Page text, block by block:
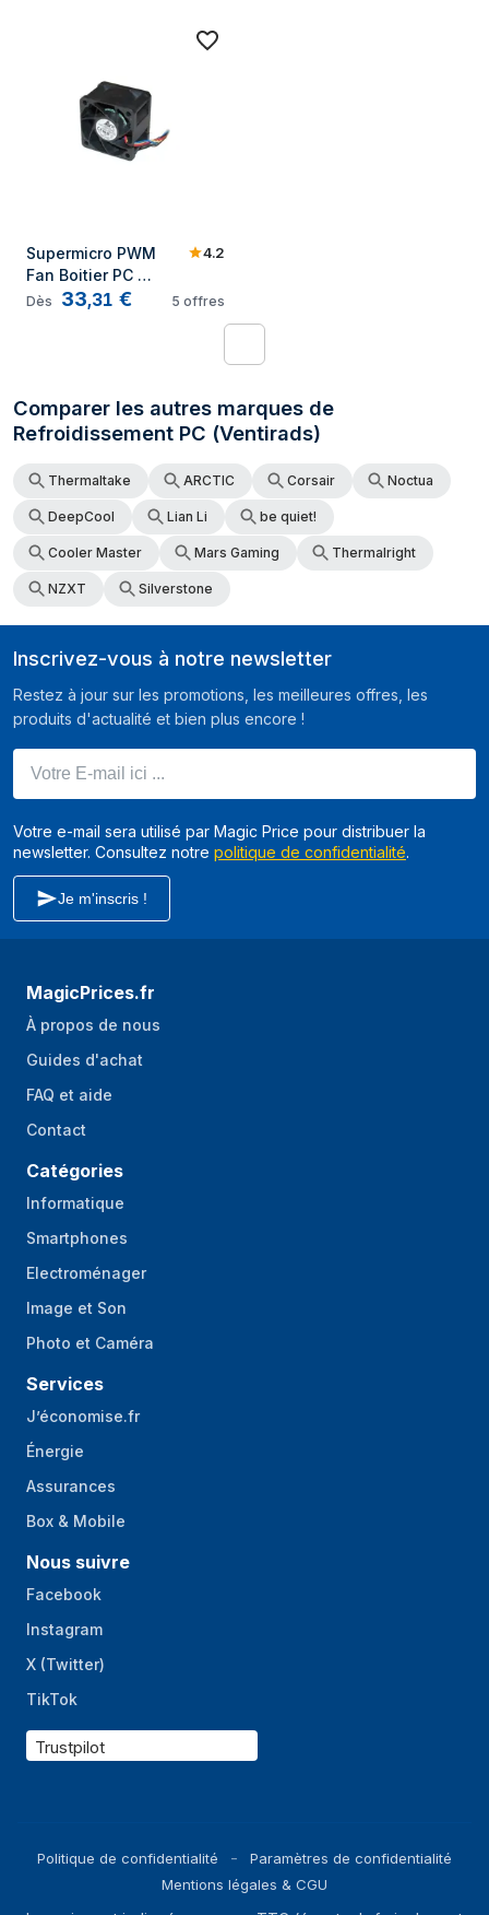
Supermicro PWM
Fan Boitier PC
Ventilateur 4 cm Noir
4.2
Dès 33,31 € 5 offres
Comparer les autres marques de
Refroidissement PC (Ventirads)
Thermaltake ARCTIC Corsair Noctua
DeepCool Lian Li be quiet!
Cooler Master Mars Gaming Thermalright
NZXT Silverstone
Inscrivez-vous à notre newsletter
Restez à jour sur les promotions, les meilleures offres, les
produits d'actualité et bien plus encore !
Votre e-mail sera utilisé par Magic Price pour distribuer la
newsletter. Consultez notre politique de confidentialité.
Je m'inscris !
MagicPrices.fr
À propos de nous
Guides d'achat
FAQ et aide
Contact
Catégories
Informatique
Smartphones
Electroménager
Image et Son
Photo et Caméra
Services
J’économise.fr
Énergie
Assurances
Box & Mobile
Nous suivre
Facebook
Instagram
X (Twitter)
TikTok
Trustpilot
Politique de confidentialité
Paramètres de confidentialité
Mentions légales & CGU